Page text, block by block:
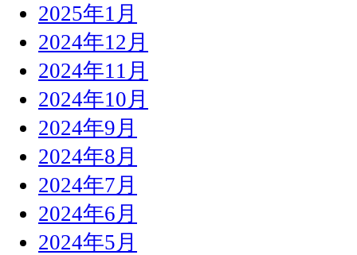
2025年1月
2024年12月
2024年11月
2024年10月
2024年9月
2024年8月
2024年7月
2024年6月
2024年5月